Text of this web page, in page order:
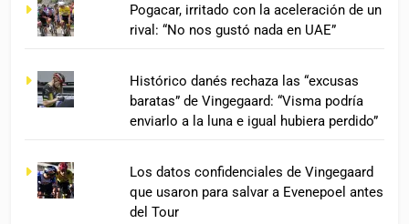
Pogacar, irritado con la aceleración de un
rival: “No nos gustó nada en UAE”
Histórico danés rechaza las “excusas
baratas” de Vingegaard: “Visma podría
enviarlo a la luna e igual hubiera perdido”
Los datos confidenciales de Vingegaard
que usaron para salvar a Evenepoel antes
del Tour